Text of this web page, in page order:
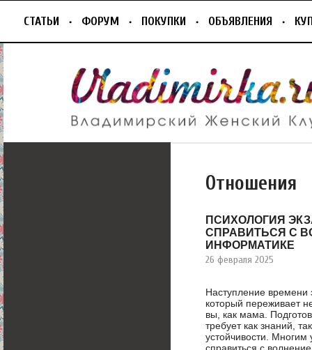
СТАТЬИ ФОРУМ ПОКУПКИ ОБЪЯВЛЕНИЯ
Отношения
ПСИХОЛОГИЯ
СПРАВИТЬСЯ С
ИНФОРМАТИКЕ
26 февраля 2025
Наступление времени
который переживает
вы, как мама.
требует как знаний,
устойчивости. Многим